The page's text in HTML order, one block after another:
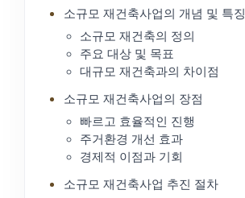
소규모 재건축사업의 개념 및 특징
소규모 재건축의 정의
주요 대상 및 목표
대규모 재건축과의 차이점
소규모 재건축사업의 장점
빠르고 효율적인 진행
주거환경 개선 효과
경제적 이점과 기회
소규모 재건축사업 추진 절차